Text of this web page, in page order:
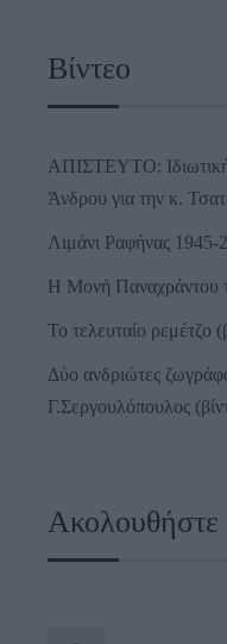
Βίντεο
ΑΠΙΣΤΕΥΤΟ:
Άνδρου για την κ.
Λιμάνι Ραφήνας 1945-
Η Μονή Παναχράντου
Το τελευταίο ρεμέτζο
Δύο ανδριώτες
Γ.Σεργουλόπουλος
Ακολουθήστε